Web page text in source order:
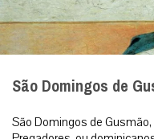
São Domingos de
São Domingos de